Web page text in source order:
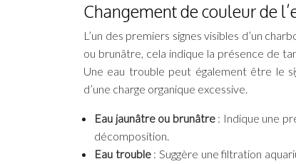
Changement de couleur de
L’un des premiers signes visibles d’un
ou brunâtre, cela indique la présence de
Une eau trouble peut également être le
d’une charge organique excessive.
Eau jaunâtre ou brunâtre : Indique une
décomposition.
Eau trouble : Suggère une filtration